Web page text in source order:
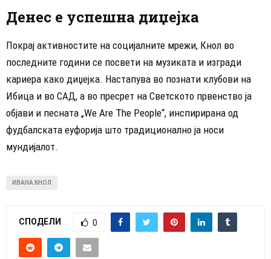
Денес е успешна диџејка
Покрај активностите на социјалните мрежи, Кнол во
последните години се посвети на музиката и изгради
кариера како диџејка. Настапува во познати клубови на
Ибица и во САД, а во пресрет на Светското првенство ја
објави и песната „We Are The People“, инспирирана од
фудбалската еуфорија што традиционално ја носи
мундијалот.
ИВАНА КНОЛ
СПОДЕЛИ 0